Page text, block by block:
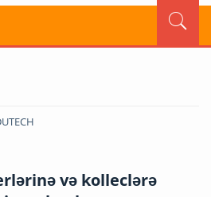
və kolleclərə